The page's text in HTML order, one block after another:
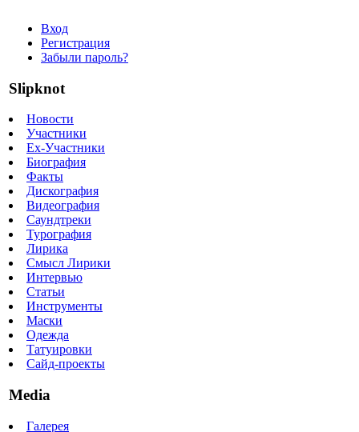
Вход
Регистрация
Забыли пароль?
Slipknot
Новости
Участники
Ex-Участники
Биография
Факты
Дискография
Видеография
Саундтреки
Турография
Лирика
Смысл Лирики
Интервью
Статьи
Инструменты
Маски
Одежда
Татуировки
Сайд-проекты
Media
Галерея